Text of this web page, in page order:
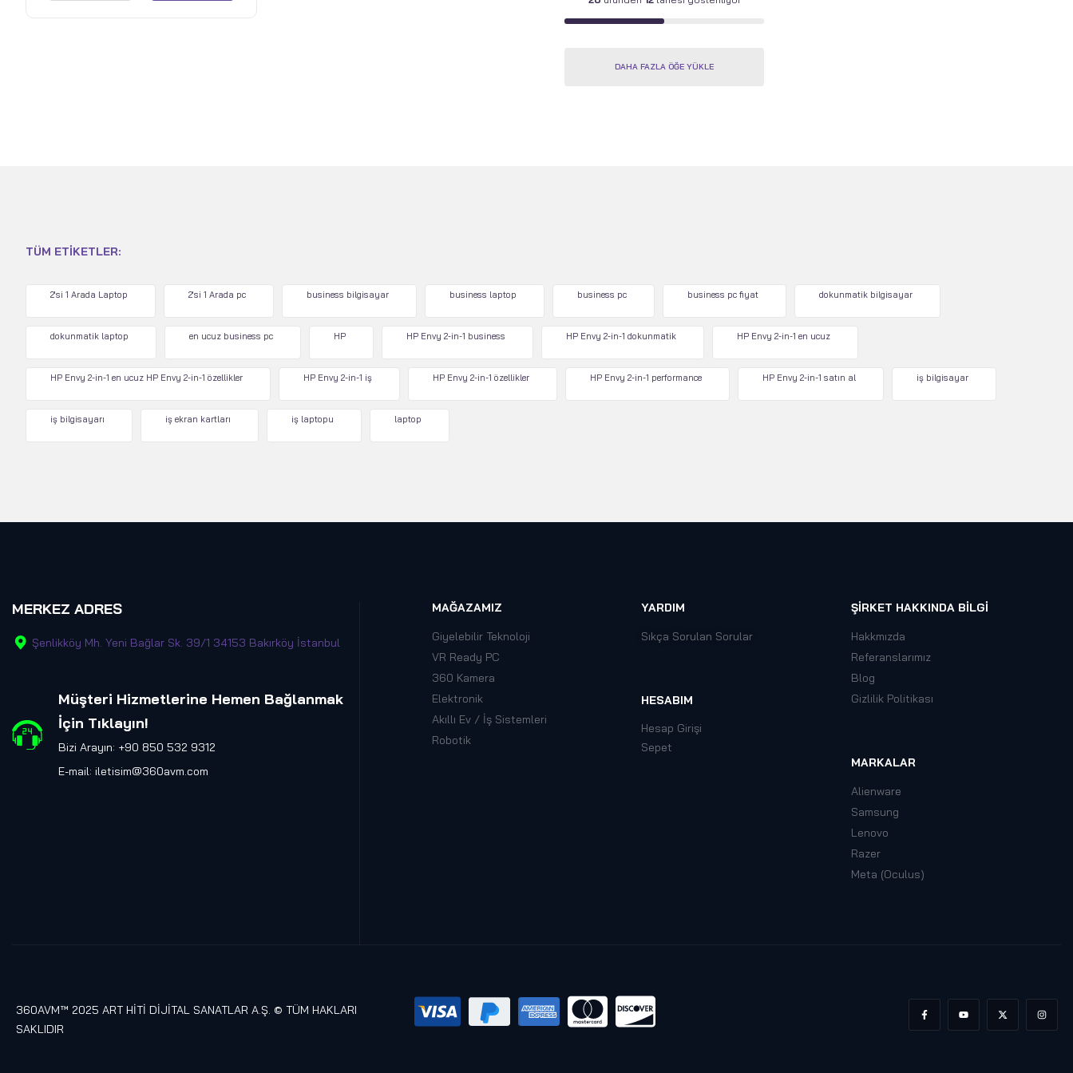
DAHA FAZLA ÖĞE YÜKLE
TÜM ETIKETLER:
2'si 1 Arada Laptop 2'si 1 Arada pc business bilgisayar business laptop business pc business pc fiyat dokunmatik bilgisayar
dokunmatik laptop en ucuz business pc HP HP Envy 2-in-1 business HP Envy 2-in-1 dokunmatik HP Envy 2-in-1 en ucuz
HP Envy 2-in-1 en ucuz HP Envy 2-in-1 özellikler HP Envy 2-in-1 iş HP Envy 2-in-1 özellikler HP Envy 2-in-1 performance HP Envy 2-in-1 satın al iş bilgisayar
iş bilgisayarı iş ekran kartları iş laptopu laptop
MERKEZ ADRES
Şenlikköy Mh. Yeni Bağlar Sk. 39/1 34153 Bakırköy İstanbul
Müşteri Hizmetlerine Hemen Bağlanmak
İçin Tıklayın!
Bizi Arayın: +90 850 532 9312
E-mail: iletisim@360avm.com
MAĞAZAMIZ
Giyelebilir Teknoloji
VR Ready PC
360 Kamera
Elektronik
Akıllı Ev / İş Sistemleri
Robotik
YARDIM
Sıkça Sorulan Sorular
HESABIM
Hesap Girişi
Sepet
ŞIRKET HAKKINDA BILGI
Hakkmızda
Referanslarımız
Blog
Gizlilik Politikası
MARKALAR
Alienware
Samsung
Lenovo
Razer
Meta (Oculus)
360AVM™ 2025 ART HİTİ DİJİTAL SANATLAR A.Ş. © TÜM HAKLARI
SAKLIDIR